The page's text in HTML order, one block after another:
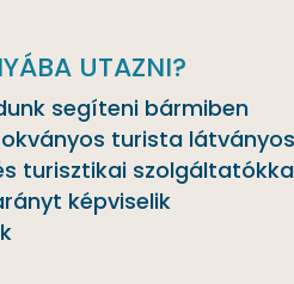
UTAZNI?
segíteni bármiben
turista
turisztikai
képviselik